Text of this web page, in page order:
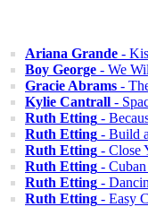
Ariana Grande -
Boy George
Gracie Abrams -
Kylie Cantrall -
Ruth Etting -
Ruth Etting - Build
Ruth Etting - Close
Ruth Etting -
Ruth Etting -
Ruth Etting - Easy